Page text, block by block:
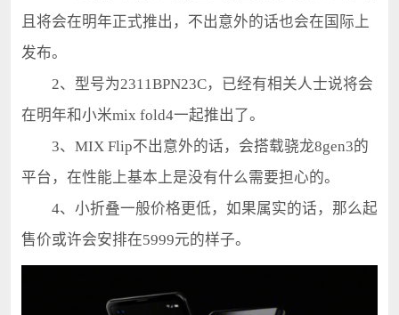
且将会在明年正式推出，不出意外的话也会在国际上
发布。
2、型号为2311BPN23C，已经有相关人士说将会
在明年和小米mix fold4一起推出了。
3、MIX Flip不出意外的话，会搭载骁龙8gen3的
平台，在性能上基本上是没有什么需要担心的。
4、小折叠一般价格更低，如果属实的话，那么起
售价或许会安排在5999元的样子。